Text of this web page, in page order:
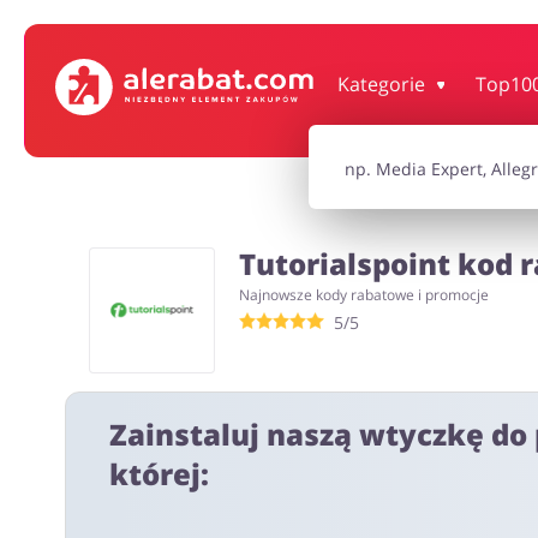
Kategorie
Turystyka i Podróże Usługi
Tutorialspoint kod
Najnowsze kody rabatowe i promocje
5/5
Zainstaluj naszą wtyczkę
której: